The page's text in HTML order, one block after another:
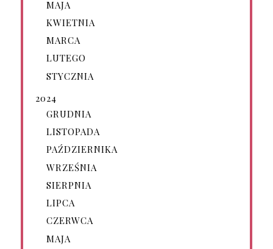
MAJA
KWIETNIA
MARCA
LUTEGO
STYCZNIA
2024
GRUDNIA
LISTOPADA
PAŹDZIERNIKA
WRZEŚNIA
SIERPNIA
LIPCA
CZERWCA
MAJA